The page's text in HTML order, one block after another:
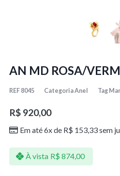
AN MD ROSA/
REF 8045 CategoriaAnel Tag
R$920,00
Em até 6x de R$ 153,33sem
À vista R$ 874,00